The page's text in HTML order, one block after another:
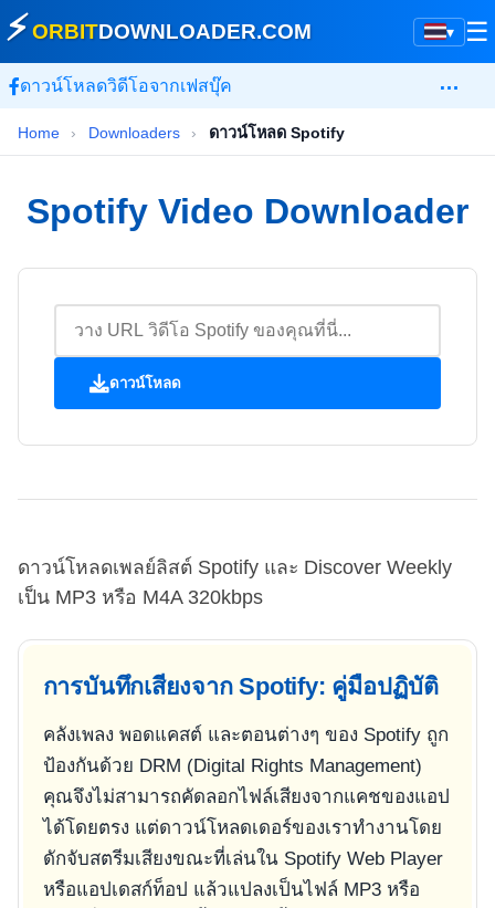
▾
⚡ORBITDOWNLOADER.COM ☰
ดาวน์โหลดวิดีโอจากเฟสบุ๊ค …
Home › Downloaders › ดาวน์โหลด Spotify
Spotify Video Downloader
ดาวน์โหลด
ดาวน์โหลดเพลย์ลิสต์ Spotify และ Discover Weekly
เป็น MP3 หรือ M4A 320kbps
การบันทึกเสียงจาก Spotify: คู่มือปฏิบัติ
คลังเพลง พอดแคสต์ และตอนต่างๆ ของ Spotify ถูก
ป้องกันด้วย DRM (Digital Rights Management)
คุณจึงไม่สามารถคัดลอกไฟล์เสียงจากแคชของแอป
ได้โดยตรง แต่ดาวน์โหลดเดอร์ของเราทำงานโดย
ดักจับสตรีมเสียงขณะที่เล่นใน Spotify Web Player
หรือแอปเดสก์ท็อป แล้วแปลงเป็นไฟล์ MP3 หรือ